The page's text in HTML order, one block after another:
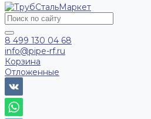
8 499 130 04 68
info@pipe-rf.ru
Корзина
Отложенные